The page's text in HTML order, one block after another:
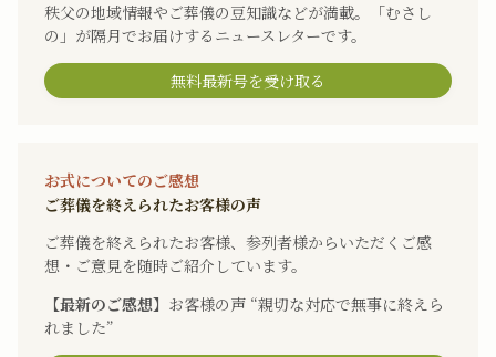
秩父の地域情報やご葬儀の豆知識などが満載。「むさし
の」が隔月でお届けするニュースレターです。
無料最新号を受け取る
お式についてのご感想
ご葬儀を終えられたお客様の声
ご葬儀を終えられたお客様、参列者様からいただくご感
想・ご意見を随時ご紹介しています。
【最新のご感想】 お客様の声 “親切な対応で無事に終えら
れました”